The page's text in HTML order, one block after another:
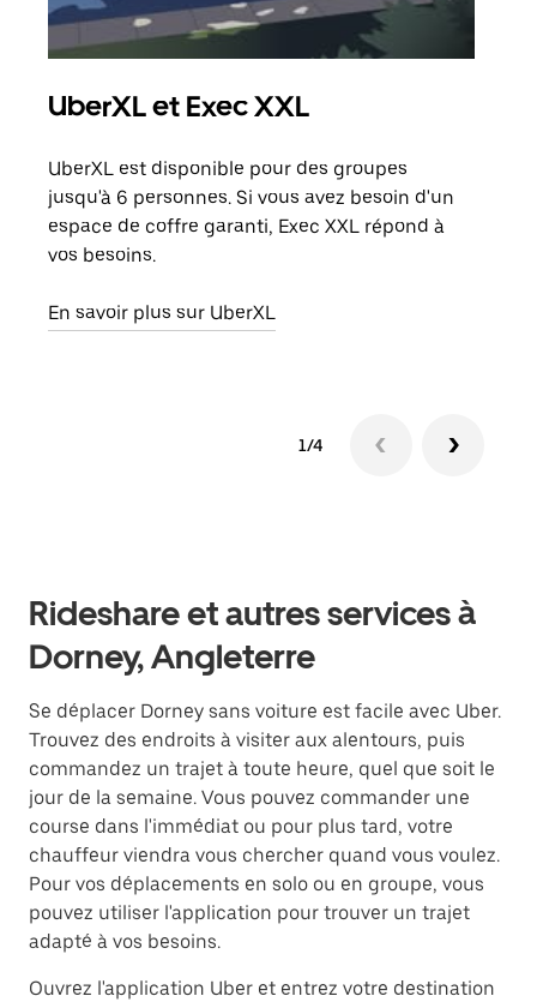
UberXL et Exec XXL
UberXL est disponible pour des groupes
jusqu'à 6 personnes. Si vous avez besoin d'un
espace de coffre garanti, Exec XXL répond à
vos besoins.
En savoir plus sur UberXL
1/4
Rideshare et autres services à
Dorney, Angleterre
Se déplacer Dorney sans voiture est facile avec Uber.
Trouvez des endroits à visiter aux alentours, puis
commandez un trajet à toute heure, quel que soit le
jour de la semaine. Vous pouvez commander une
course dans l'immédiat ou pour plus tard, votre
chauffeur viendra vous chercher quand vous voulez.
Pour vos déplacements en solo ou en groupe, vous
pouvez utiliser l'application pour trouver un trajet
adapté à vos besoins.
Ouvrez l'application Uber et entrez votre destination